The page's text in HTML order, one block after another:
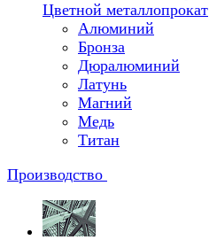
Цветной металлопрокат
Алюминий
Бронза
Дюралюминий
Латунь
Магний
Медь
Титан
Производство